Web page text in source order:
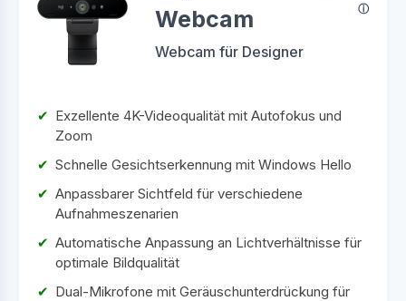
Webcam
Webcam für Designer
Exzellente 4K-Videoqualität mit Autofokus und
Zoom
Schnelle Gesichtserkennung mit Windows Hello
Anpassbarer Sichtfeld für verschiedene
Aufnahmeszenarien
Automatische Anpassung an Lichtverhältnisse für
optimale Bildqualität
Dual-Mikrofone mit Geräuschunterdrückung für